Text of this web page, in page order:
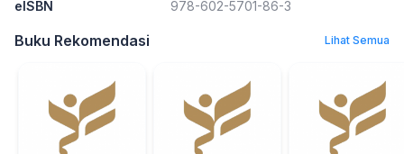
eISBN
978-602-5701-86-3
Buku Rekomendasi Lihat Semua